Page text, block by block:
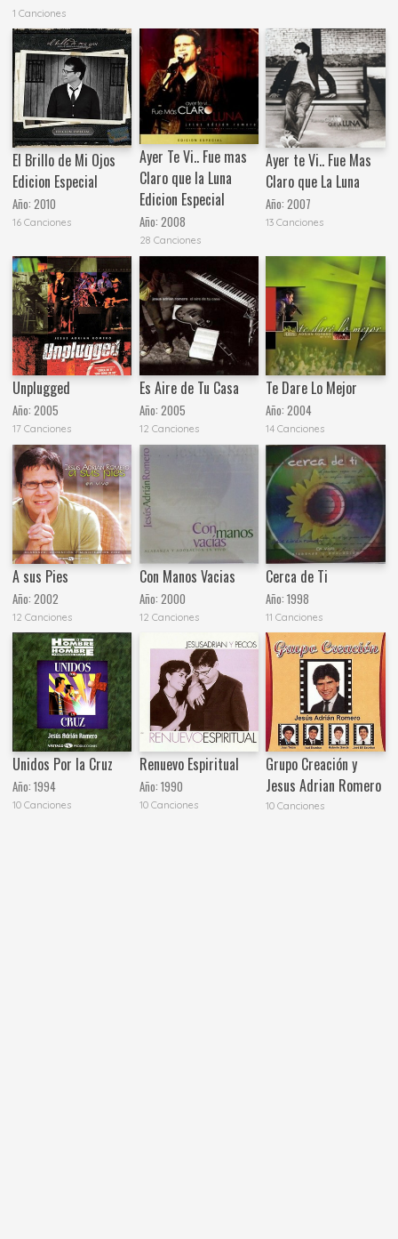
1 Canciones
El Brillo de Mi Ojos
Edicion Especial
Año:2010
16 Canciones
Ayer Te Vi.. Fue mas
Claro que la Luna
Edicion Especial
Año: 2008
28 Canciones
Ayer te Vi.. Fue Mas
Claro que La Luna
Año:2007
13 Canciones
Unplugged
Año:2005
17 Canciones
Es Aire de Tu Casa
Año: 2005
12 Canciones
Te Dare Lo Mejor
Año:2004
14 Canciones
A sus Pies
Año:2002
12 Canciones
Con Manos Vacias
Año: 2000
12 Canciones
Cerca de Ti
Año:1998
11 Canciones
Unidos Por la Cruz
Año:1994
10 Canciones
Renuevo Espiritual
Año: 1990
10 Canciones
Grupo Creación y
Jesus Adrian Romero
10 Canciones